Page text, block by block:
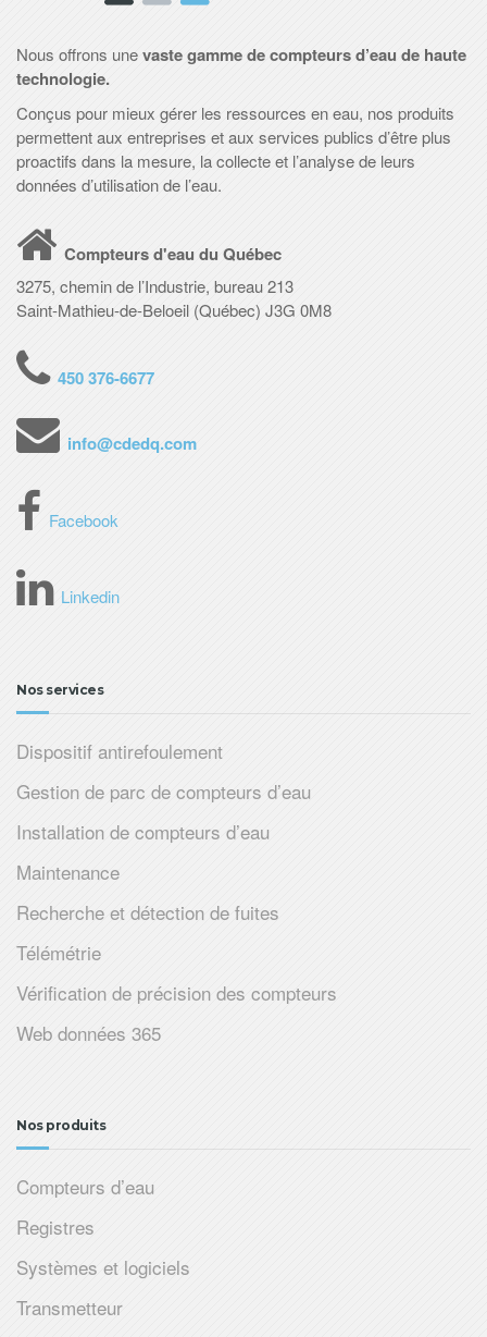
Nous offrons unevaste gamme de compteurs d’eau de haute
technologie.
Conçus pour mieux gérer les ressources en eau, nos produits
permettent aux entreprises et aux services publics d’être plus
proactifs dans la mesure, la collecte et l’analyse de leurs
données d’utilisation de l’eau.
Compteurs d'eau du Québec
3275, chemin de l’Industrie, bureau 213
Saint-Mathieu-de-Beloeil (Québec) J3G 0M8
450 376-6677
info@cdedq.com
Facebook
Linkedin
Nos services
Dispositif antirefoulement
Gestion de parc de compteurs d’eau
Installation de compteurs d’eau
Maintenance
Recherche et détection de fuites
Télémétrie
Vérification de précision des compteurs
Web données 365
Nos produits
Compteurs d’eau
Registres
Systèmes et logiciels
Transmetteur